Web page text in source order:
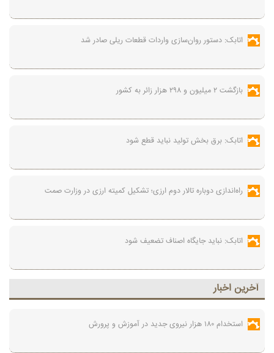
اتابک: دستور روان‌سازی واردات قطعات ریلی صادر شد
بازگشت ۲ میلیون و ۲۹۸ هزار زائر به کشور
اتابک: برق بخش تولید نباید قطع شود
راه‌اندازی دوباره تالار دوم ارزی؛ تشکیل کمیته ارزی در وزارت صمت
اتابک: نباید جایگاه اصناف تضعیف شود
آخرين اخبار
استخدام ۱۸۰ هزار نیروی جدید در آموزش‌ و پرورش